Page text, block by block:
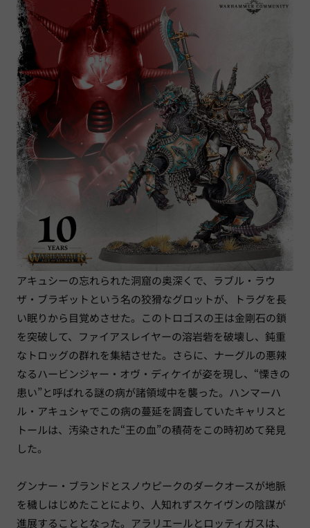
アキュシーの忘れられた洞窟の奥深くで、ラブル・ラウ
ザ・ブラギットという名の狡猾なグロットが、トラグを長
い眠りから目覚めさせた。このトロゴスの王は金剛石の鎖
を突破して、ファイアスレイヤーの溶岩砦を破壊し、鈍重
なトロッグの群れを集結させた。さらに、ナーグルの悪辣
なるハービンジャー・オヴ・ディケイが姿を現し、“慄きの
患い”と呼ばれる謎の病が諸領域中を襲った。ハンマーハ
ル・アキュシャでこの病の蔓延を調査していたキャリスと
トールは、汚染された“王の血”の積荷をこの時初めて発見
した。
グンナー・ブランドとスノウピークのダークオースが地脈
を穢しはじめたことにより、人知れずスケイヴンの陰謀が
進展することとなった。アラリエールとロッティガスは、